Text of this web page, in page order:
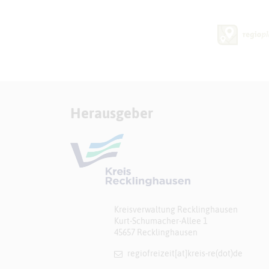
Herausgeber
Kreisverwaltung Recklinghausen
Kurt-Schumacher-Allee 1
45657 Recklinghausen
regiofreizeit[at]​kreis-re(dot)de